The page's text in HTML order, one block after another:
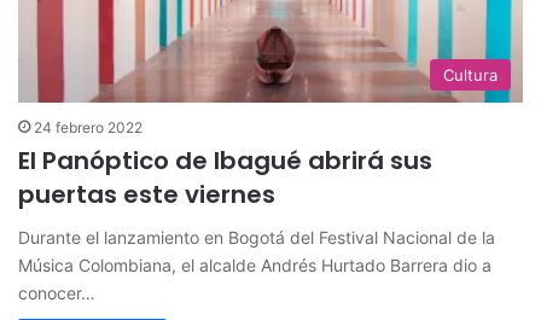
Cultura
24 febrero 2022
El Panóptico de Ibagué abrirá sus
puertas este viernes
Durante el lanzamiento en Bogotá del Festival Nacional de la
Música Colombiana, el alcalde Andrés Hurtado Barrera dio a
conocer…